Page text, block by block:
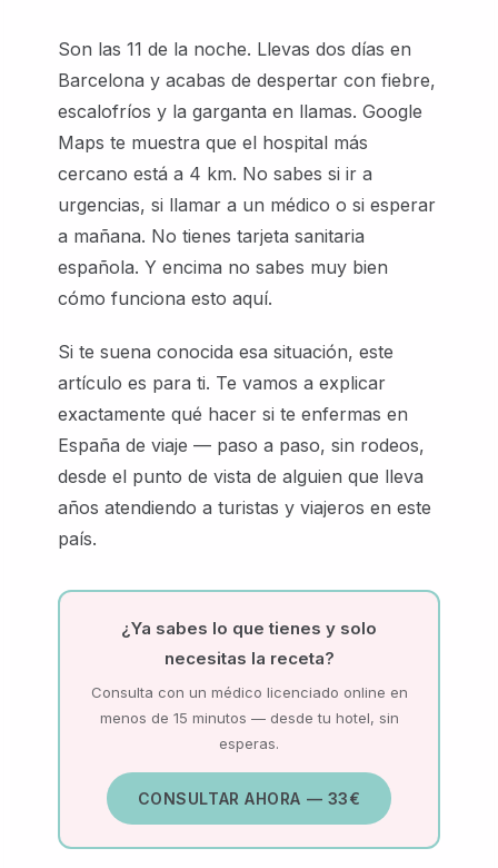
Son las 11 de la noche. Llevas dos días en
Barcelona y acabas de despertar con fiebre,
escalofríos y la garganta en llamas. Google
Maps te muestra que el hospital más
cercano está a 4 km. No sabes si ir a
urgencias, si llamar a un médico o si esperar
a mañana. No tienes tarjeta sanitaria
española. Y encima no sabes muy bien
cómo funciona esto aquí.
Si te suena conocida esa situación, este
artículo es para ti. Te vamos a explicar
exactamente qué hacer si te enfermas en
España de viaje — paso a paso, sin rodeos,
desde el punto de vista de alguien que lleva
años atendiendo a turistas y viajeros en este
país.
¿Ya sabes lo que tienes y solo
necesitas la receta?
Consulta con un médico licenciado online en
menos de 15 minutos — desde tu hotel, sin
esperas.
CONSULTAR AHORA — 33€